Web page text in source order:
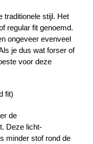
traditionele stijl. Het
regular fit genoemd.
ongeveer evenveel
je dus wat forser of
voor deze
fit)
de
Deze licht-
minder stof rond de